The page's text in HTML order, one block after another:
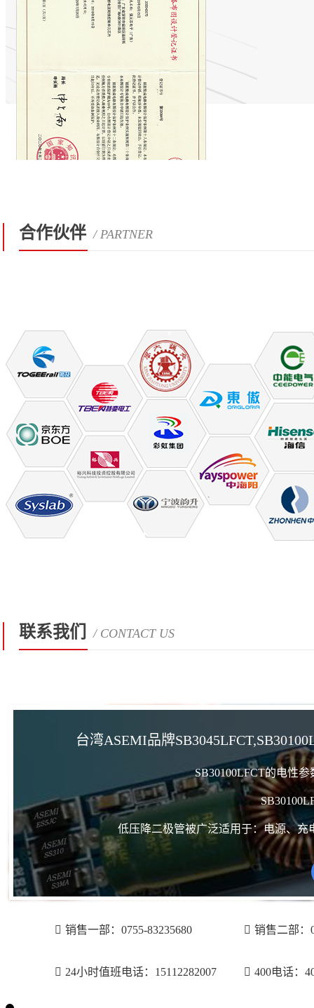
合作伙伴 / PARTNER
联系我们 / CONTACT US
台湾ASEMI品牌
SB30100LFCT的电性
低压降二极管被广泛适用于：电源、
销售一部：0755-83235680 销售二部：
24小时值班电话：15112282007 400电话：